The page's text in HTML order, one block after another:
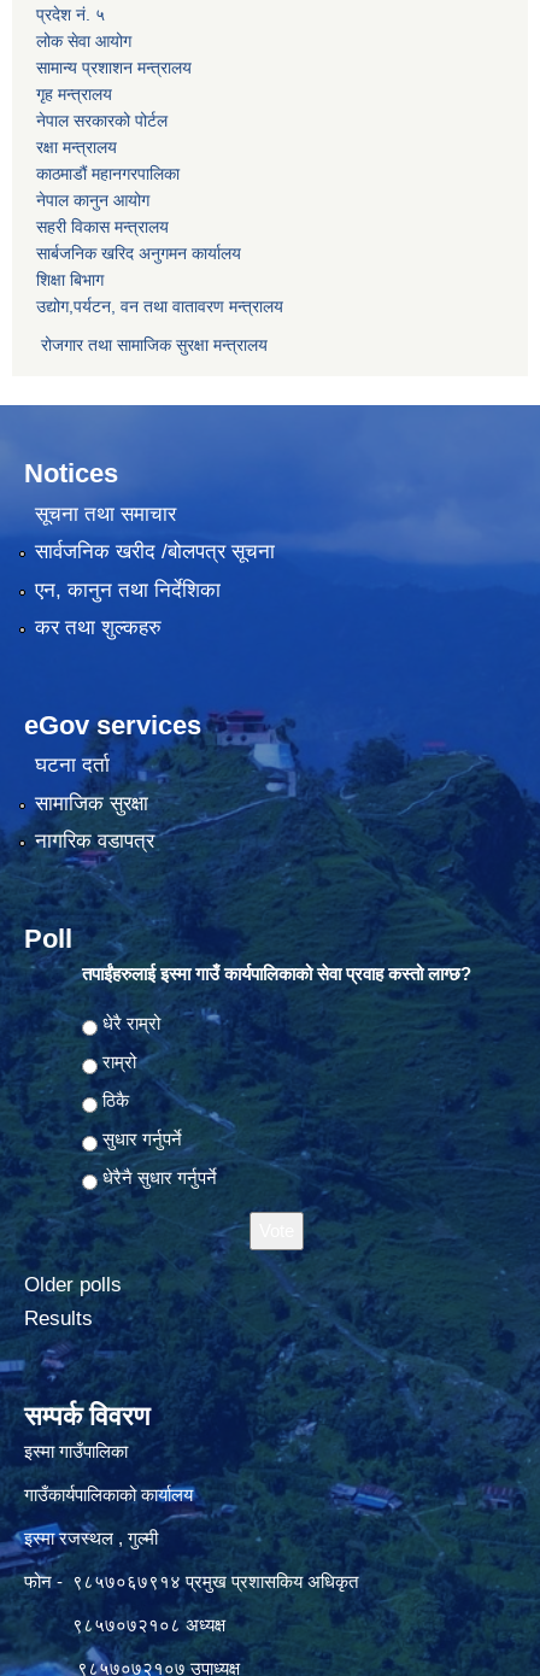
प्रदेश नं. ५
लोक सेवा आयोग
सामान्य प्रशाशन मन्त्रालय
गृह मन्त्रालय
नेपाल सरकारको पोर्टल
रक्षा मन्त्रालय
काठमाडौं महानगरपालिका
नेपाल कानुन आयोग
सहरी विकास मन्त्रालय
सार्बजनिक खरिद अनुगमन कार्यालय
शिक्षा बिभाग
उद्योग,पर्यटन, वन तथा वातावरण मन्त्रालय
रोजगार तथा सामाजिक सुरक्षा मन्त्रालय
Notices
सूचना तथा समाचार
सार्वजनिक खरीद /बोलपत्र सूचना
एन, कानुन तथा निर्देशिका
कर तथा शुल्कहरु
eGov services
घटना दर्ता
सामाजिक सुरक्षा
नागरिक वडापत्र
Poll
तपाईंहरुलाई इस्मा गाउँ कार्यपालिकाको सेवा प्रवाह कस्तो लाग्छ?
Choices
धेरै राम्रो
राम्रो
ठिकै
सुधार गर्नुपर्ने
धेरैनै सुधार गर्नुपर्ने
Older polls
Results
सम्पर्क विवरण
इस्मा गाउँपालिका
गाउँकार्यपालिकाको कार्यालय
इस्मा रजस्थल , गुल्मी
फोन - ९८५७०६७९१४ प्रमुख प्रशासकिय अधिकृत
९८५७०७२१०८ अध्यक्ष
९८५७०७२१०७ उपाध्यक्ष